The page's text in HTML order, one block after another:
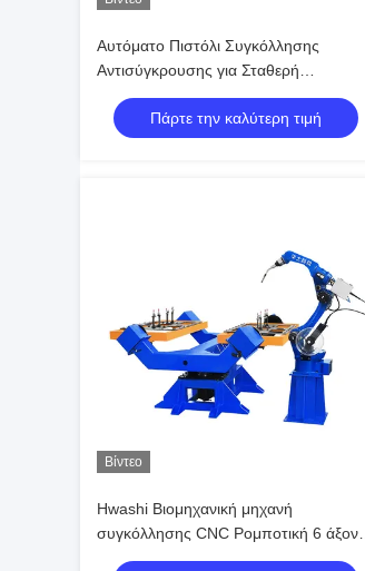
Αυτόματο Πιστόλι Συγκόλλησης
Αντισύγκρουσης για Σταθερή
Συγκόλληση MIG Πλαισίου Καρέκλας
από Ανοξείδωτο Χάλυβα
Πάρτε την καλύτερη τιμή
Βίντεο
Hwashi Βιομηχανική μηχανή
συγκόλλησης CNC Ρομποτική 6 άξονες
με σερβο, Ρομποτικό Ρομπότ